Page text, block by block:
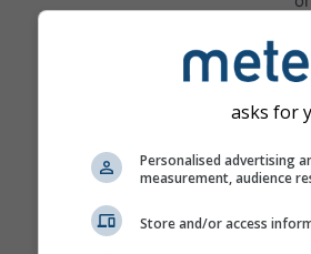
asks for
Personalised advertising
measurement, audience
Store and/or access